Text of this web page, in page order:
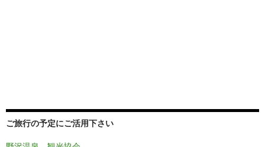
ご旅行の予定にご活用下さい